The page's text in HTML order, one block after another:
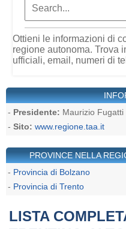
Ottieni le informazioni di
regione autonoma. Trova
ufficiali, email, numeri di
- Presidente: Maurizio Fugatti
- Sito: www.regione.taa.it
PROVINCE NELLA
- Provincia di Bolzano
- Provincia di Trento
LISTA